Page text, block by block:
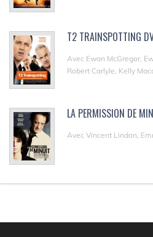
T2 TRAINSPOTTING
Avec Ewan McGregor,
Robert Carlyle, Kelly
LA PERMISSION DE
Avec Vincent Lindon,